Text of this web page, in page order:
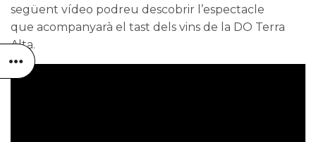
següent vídeo podreu descobrir l’espectacle
que acompanyarà el tast dels vins de la DO Terra
Alta.